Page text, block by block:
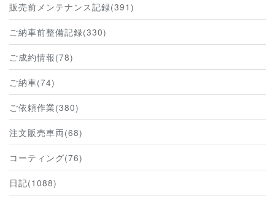
販売前メンテナンス記録(391)
ご納車前整備記録(330)
ご成約情報(78)
ご納車(74)
ご依頼作業(380)
注文販売車両(68)
コーティング(76)
日記(1088)